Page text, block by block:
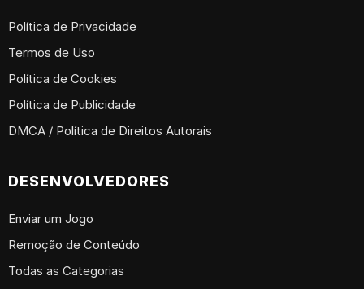
Política de Privacidade
Termos de Uso
Política de Cookies
Política de Publicidade
DMCA / Política de Direitos Autorais
DESENVOLVEDORES
Enviar um Jogo
Remoção de Conteúdo
Todas as Categorias